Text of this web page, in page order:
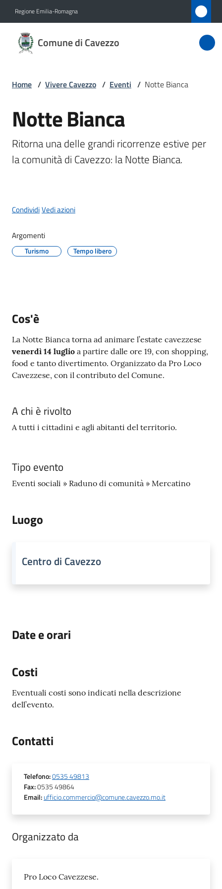
Regione Emilia-Romagna
Comune di Cavezzo
di
Servizi
Menu selezionato
Informa
Sportello
telematico
SUE
argomenti...
su
Home / Vivere Cavezzo / Eventi / Notte Bianca
Salta al contenuto
Notte Bianca
Ritorna una delle grandi ricorrenze estive per
la comunità di Cavezzo: la Notte Bianca.
CondividiVedi azioni
Argomenti
Turismo Tempo libero
Cos'è
La Notte Bianca torna ad animare l’estate cavezzese
venerdì 14 luglio a partire dalle ore 19, con shopping,
food e tanto divertimento. Organizzato da Pro Loco
Cavezzese, con il contributo del Comune.
A chi è rivolto
A tutti i cittadini e agli abitanti del territorio.
Tipo evento
Eventi sociali » Raduno di comunità » Mercatino
Luogo
Centro di Cavezzo
Date e orari
Costi
Eventuali costi sono indicati nella descrizione
dell’evento.
Contatti
Telefono:0535 49813
Fax:0535 49864
Email:ufficio.commercio@comune.cavezzo.mo.it
Organizzato da
Pro Loco Cavezzese.